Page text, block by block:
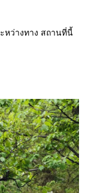
หว่างทาง สถานที่นี้